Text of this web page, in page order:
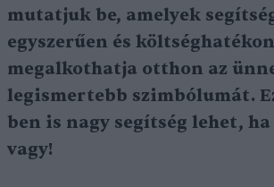
mutatjuk be, amelyek
egyszerűen és
megalkothatja otthon az
legismertebb szimbólumát.
ben is nagy segítség lehet,
vagy!